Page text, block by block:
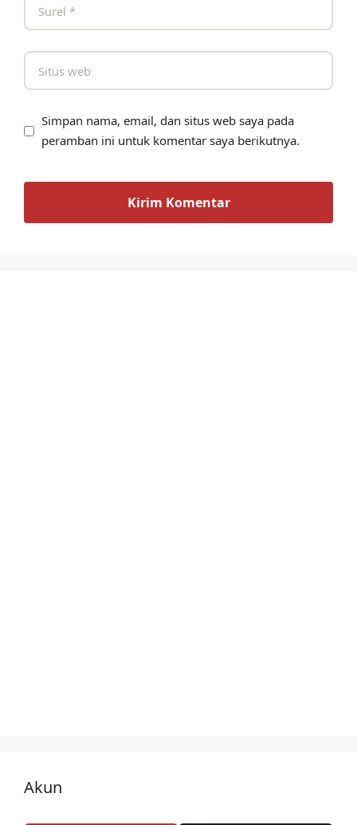
Simpan nama, email, dan situs web saya pada
peramban ini untuk komentar saya berikutnya.
Akun